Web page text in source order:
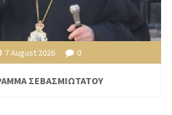
7 August 2026 0
ΣΕΒΑΣΜΙΩΤΑΤΟΥ